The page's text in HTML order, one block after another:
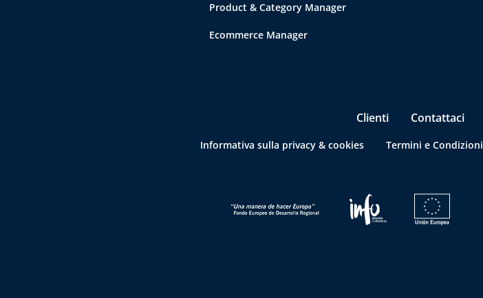
Product & Category Manager
Ecommerce Manager
Clienti Contattaci
Informativa sulla privacy & cookies Termini e Condizioni